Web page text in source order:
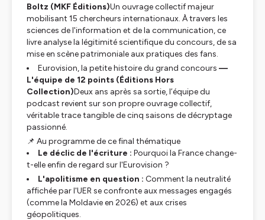
Boltz (MKF Éditions)Un ouvrage collectif majeur
mobilisant 15 chercheurs internationaux. À travers les
sciences de l'information et de la communication, ce
livre analyse la légitimité scientifique du concours, de sa
mise en scène patrimoniale aux pratiques des fans.
Eurovision, la petite histoire du grand concours —
L'équipe de 12 points (Éditions Hors
Collection)Deux ans après sa sortie, l’équipe du
podcast revient sur son propre ouvrage collectif,
véritable trace tangible de cinq saisons de décryptage
passionné.
📌 Au programme de ce final thématique
Le déclic de l'écriture : Pourquoi la France change-
t-elle enfin de regard sur l'Eurovision ?
L'apolitisme en question : Comment la neutralité
affichée par l'UER se confronte aux messages engagés
(comme la Moldavie en 2026) et aux crises
géopolitiques.